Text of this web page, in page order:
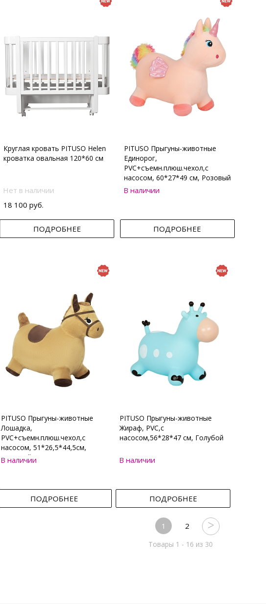
Круглая кровать PITUSO Helen
кроватка овальная 120*60 см
Нет в наличии
18 100 руб.
ПОДРОБНЕЕ
PITUSO Прыгуны-животные
Единорог,
PVC+съемн.плюш.чехол,с
насосом, 60*27*49 см, Розовый
В наличии
ПОДРОБНЕЕ
PITUSO Прыгуны-животные
Лошадка,
PVC+съемн.плюш.чехол,с
насосом, 51*26,5*44,5см,
Бежевый
В наличии
ПОДРОБНЕЕ
PITUSO Прыгуны-животные
Жираф, PVC,с
насосом,56*28*47 см, Голубой
В наличии
ПОДРОБНЕЕ
1 2
Товары 1 - 16 из 30